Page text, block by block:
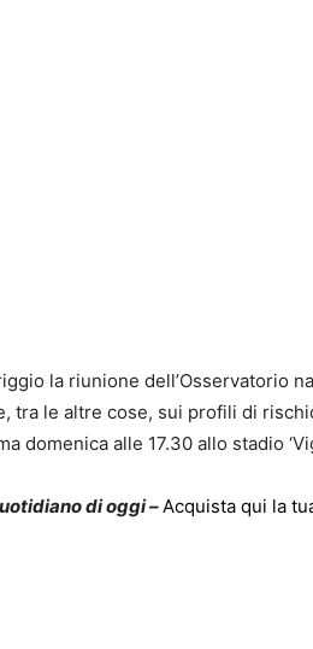
la riunione dell’Osservatorio
tra le altre cose, sui profili di
domenica alle 17.30 allo stadio
di oggi –Acquista qui la